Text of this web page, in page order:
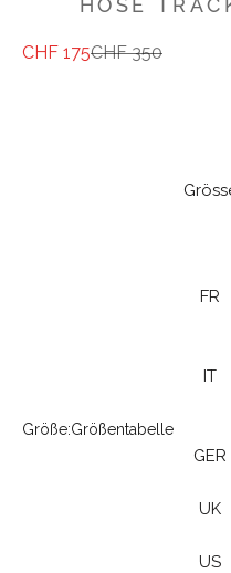
HOSE
Angebot
CHF 175
Regulärer Preis
CHF 350
Größe:Größentabelle
FR
IT
GER
UK
US